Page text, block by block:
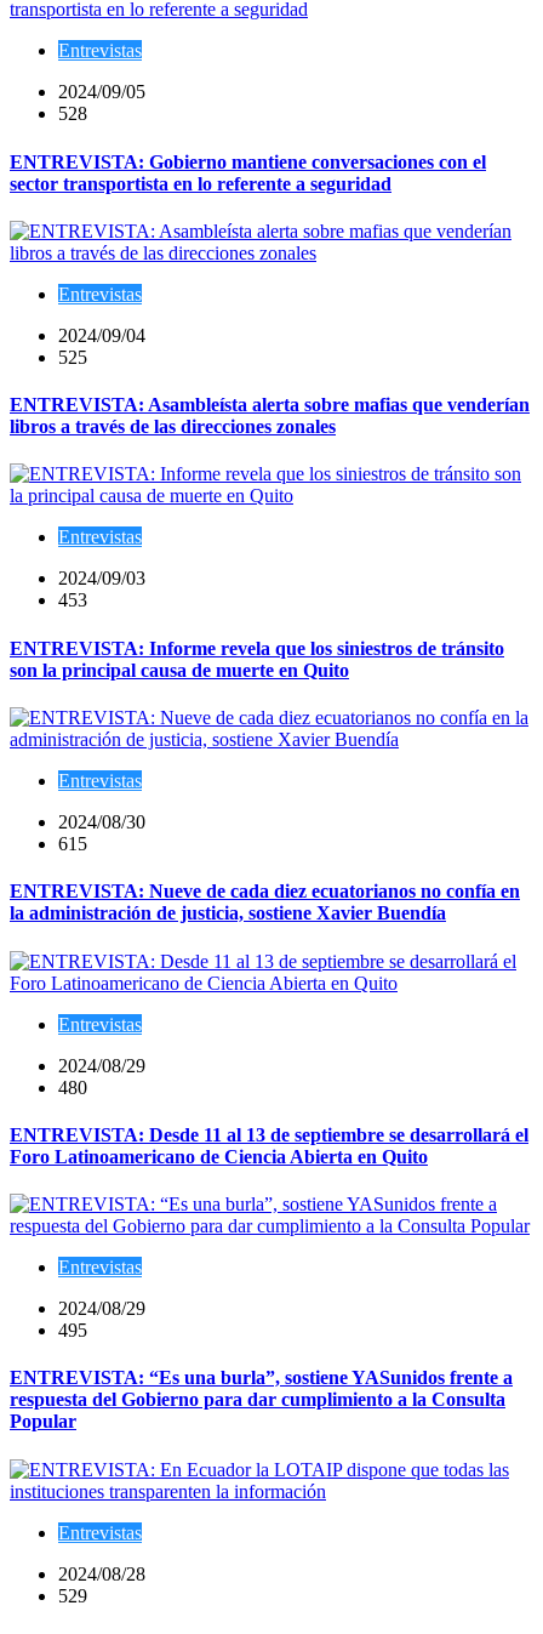
Entrevistas
2024/09/05
528
ENTREVISTA: Gobierno mantiene conversaciones con el
sector transportista en lo referente a seguridad
Entrevistas
2024/09/04
525
ENTREVISTA: Asambleísta alerta sobre mafias que venderían
libros a través de las direcciones zonales
Entrevistas
2024/09/03
453
ENTREVISTA: Informe revela que los siniestros de tránsito
son la principal causa de muerte en Quito
Entrevistas
2024/08/30
615
ENTREVISTA: Nueve de cada diez ecuatorianos no confía en
la administración de justicia, sostiene Xavier Buendía
Entrevistas
2024/08/29
480
ENTREVISTA: Desde 11 al 13 de septiembre se desarrollará el
Foro Latinoamericano de Ciencia Abierta en Quito
Entrevistas
2024/08/29
495
ENTREVISTA: “Es una burla”, sostiene YASunidos frente a
respuesta del Gobierno para dar cumplimiento a la Consulta
Popular
Entrevistas
2024/08/28
529